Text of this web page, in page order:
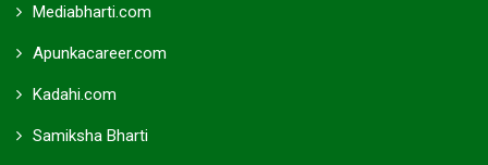
Mediabharti.com
Apunkacareer.com
Kadahi.com
Samiksha Bharti